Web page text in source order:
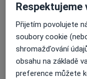
Dostupnost
Na této adrese
Co mám v takové
Respektujeme
Přijetím povolujete
soubory cookie
shromažďování
obsahu na základě
preference můžete